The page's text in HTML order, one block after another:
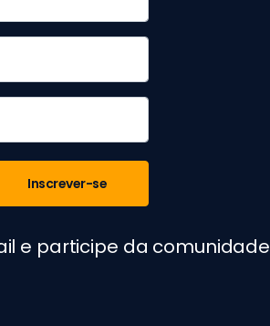
Inscrever-se
e participe da comunidade